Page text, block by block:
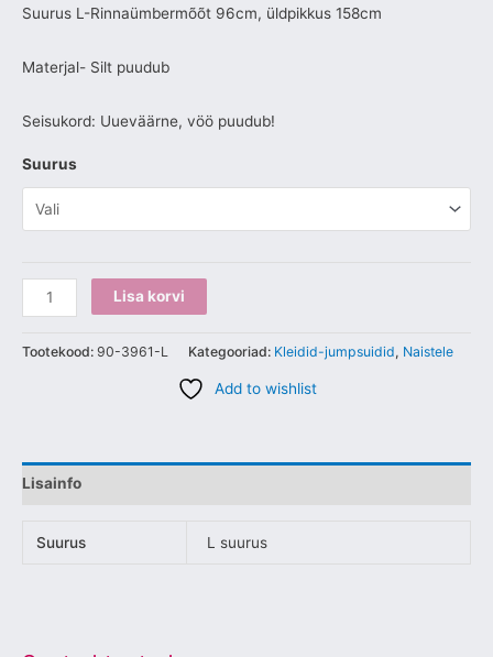
Suurus L-Rinnaümbermõõt 96cm, üldpikkus 158cm
Materjal- Silt puudub
Seisukord: Uueväärne, vöö puudub!
Suurus
Lisa korvi
Tootekood: 90-3961-L Kategooriad: Kleidid-jumpsuidid, Naistele
Add to wishlist
Lisainfo
Suurus L suurus